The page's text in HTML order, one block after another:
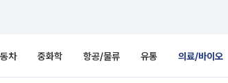
차 중화학 항공/물류 유통 의료/바이오